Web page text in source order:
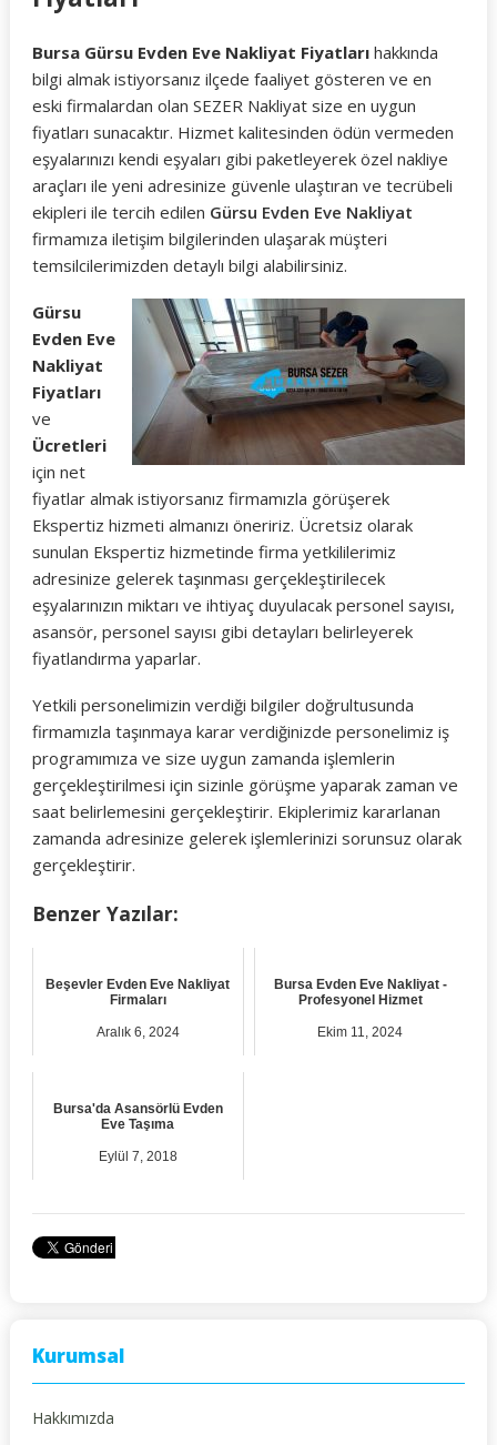
Bursa Gürsu Evden Eve Nakliyat Fiyatlarıhakkında
bilgi almak istiyorsanız ilçede faaliyet gösteren ve en
eski firmalardan olan SEZER Nakliyat size en uygun
fiyatları sunacaktır. Hizmet kalitesinden ödün vermeden
eşyalarınızı kendi eşyaları gibi paketleyerek özel nakliye
araçları ile yeni adresinize güvenle ulaştıran ve tecrübeli
ekipleri ile tercih edilen Gürsu Evden Eve Nakliyat
firmamıza iletişim bilgilerinden ulaşarak müşteri
temsilcilerimizden detaylı bilgi alabilirsiniz.
Gürsu
Evden Eve
Nakliyat
Fiyatları
ve
Ücretleri
için net
fiyatlar almak istiyorsanız firmamızla görüşerek
Ekspertiz hizmeti almanızı öneririz. Ücretsiz olarak
sunulan Ekspertiz hizmetinde firma yetkililerimiz
adresinize gelerek taşınması gerçekleştirilecek
eşyalarınızın miktarı ve ihtiyaç duyulacak personel sayısı,
asansör, personel sayısı gibi detayları belirleyerek
fiyatlandırma yaparlar.
Yetkili personelimizin verdiği bilgiler doğrultusunda
firmamızla taşınmaya karar verdiğinizde personelimiz iş
programımıza ve size uygun zamanda işlemlerin
gerçekleştirilmesi için sizinle görüşme yaparak zaman ve
saat belirlemesini gerçekleştirir. Ekiplerimiz kararlanan
zamanda adresinize gelerek işlemlerinizi sorunsuz olarak
gerçekleştirir.
Benzer Yazılar:
Beşevler Evden Eve Nakliyat
Firmaları
Aralık 6, 2024
Bursa Evden Eve Nakliyat -
Profesyonel Hizmet
Ekim 11, 2024
Bursa'da Asansörlü Evden
Eve Taşıma
Eylül 7, 2018
Kurumsal
Hakkımızda